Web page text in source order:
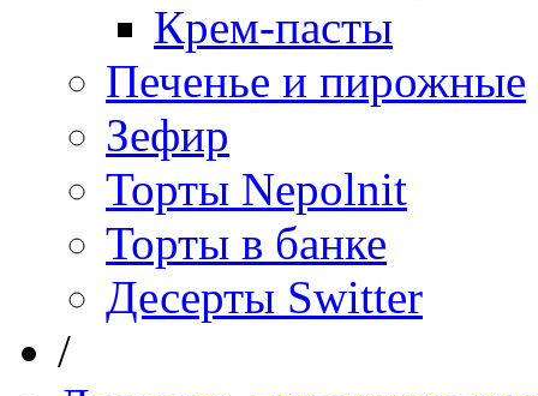
Крем-пасты
Печенье и пирожные
Зефир
Торты Nepolnit
Торты в банке
Десерты Switter
/